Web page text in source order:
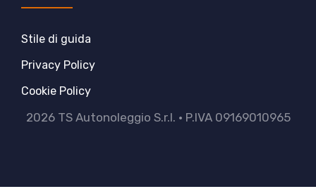
Stile di guida
Privacy Policy
Cookie Policy
2026 TS Autonoleggio S.r.l. • P.IVA 09169010965